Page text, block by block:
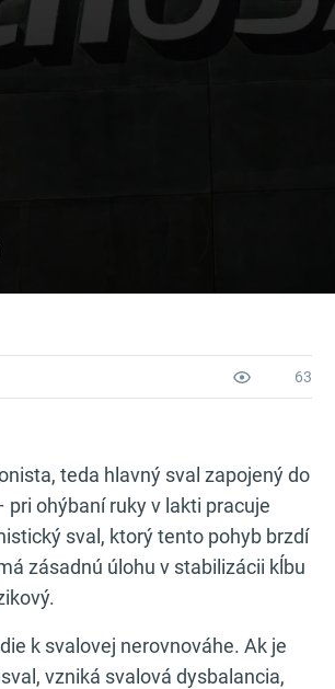
63
teda hlavný sval zapojený do
ohýbaní ruky v lakti pracuje
sval, ktorý tento pohyb brzdí
zásadnú úlohu v stabilizácii kĺbu
k svalovej nerovnováhe. Ak je
vzniká svalová dysbalancia,